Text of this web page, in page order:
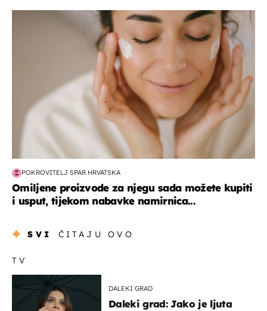
moda & ljepota
POKROVITELJ SPAR HRVATSKA
Omiljene proizvode za njegu sada možete kupiti
i usput, tijekom nabavke namirnica...
SVI ČITAJU OVO
TV
DALEKI GRAD
Daleki grad: Jako je ljuta